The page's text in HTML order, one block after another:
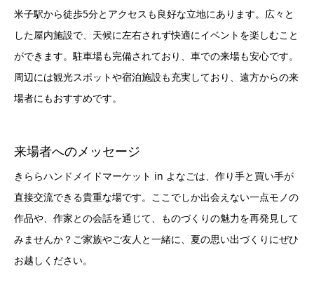
米子駅から徒歩5分とアクセスも良好な立地にあります。広々と
した屋内施設で、天候に左右されず快適にイベントを楽しむこと
ができます。駐車場も完備されており、車での来場も安心です。
周辺には観光スポットや宿泊施設も充実しており、遠方からの来
場者にもおすすめです。
来場者へのメッセージ
きららハンドメイドマーケット in よなごは、作り手と買い手が
直接交流できる貴重な場です。ここでしか出会えない一点モノの
作品や、作家との会話を通じて、ものづくりの魅力を再発見して
みませんか？ご家族やご友人と一緒に、夏の思い出づくりにぜひ
お越しください。